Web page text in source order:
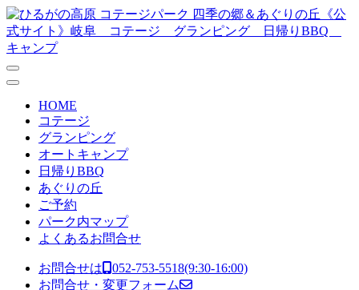
コンテンツへスキップ
メ
イ
ン
HOME
コテージ
グランピング
オートキャンプ
日帰りBBQ
あぐりの丘
ご予約
パーク内マップ
よくあるお問合せ
お問合せは 052-753-5518(9:30-16:00)
お問合せ・変更フォーム